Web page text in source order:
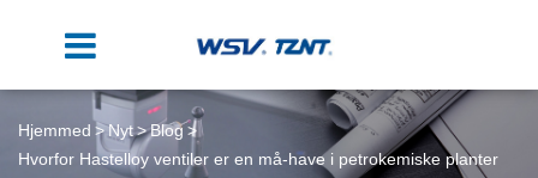
Hjemmed Nyt
Blog
Hvorfor Hastelloy ventiler er en må-have i petrokemiske planter